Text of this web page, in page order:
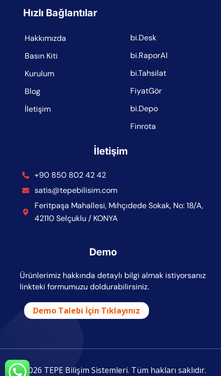
Hızlı Bağlantılar
Hakkımızda
Basın Kiti
Kurulum
Blog
İletişim
bi.Desk
bi.RaporAl
bi.Tahsilat
FiyatGör
bi.Depo
Finrota
İletişim
+90 850 802 42 42
satis@tepebilisim.com
Feritpaşa Mahallesi, Mıhçıdede Sokak, No: 18/A,
42110 Selçuklu / KONYA
Demo
Ürünlerimiz hakkında detaylı bilgi almak istiyorsanız
linkteki formumuzu doldurabilirsiniz.
Demo Talebi İçin Tıklayınız
© 2026 TEPE Bilişim Sistemleri. Tüm hakları saklıdır.